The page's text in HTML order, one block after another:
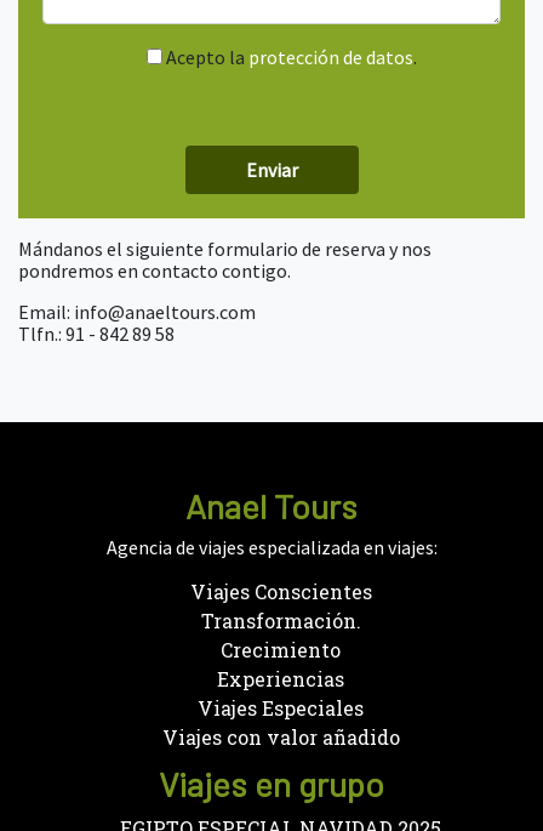
Acepto la protección de datos.
Mándanos el siguiente formulario de reserva y nos
pondremos en contacto contigo.
Email: info@anaeltours.com
Tlfn.: 91 - 842 89 58
Anael Tours
Agencia de viajes especializada en viajes:
Viajes Conscientes
Transformación.
Crecimiento
Experiencias
Viajes Especiales
Viajes con valor añadido
Viajes en grupo